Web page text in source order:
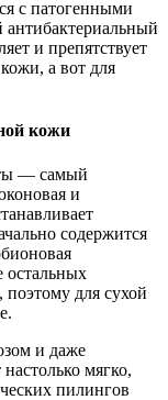
с патогенными
и препятствует
а вот для
кожи
— самый
и
содержится
остальных
поэтому для сухой
и даже
мягко,
пилингов